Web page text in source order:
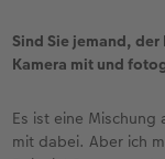
Sind Sie jemand,
Kamera mit und
Es ist eine
mit dabei. Aber ich